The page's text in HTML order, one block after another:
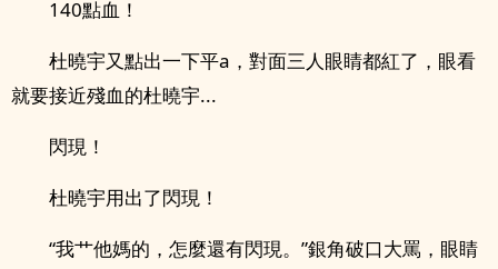
140點血！
杜曉宇又點出一下平a，對面三人眼睛都紅了，眼看
就要接近殘血的杜曉宇...
閃現！
杜曉宇用出了閃現！
“我艹他媽的，怎麼還有閃現。”銀角破口大罵，眼睛